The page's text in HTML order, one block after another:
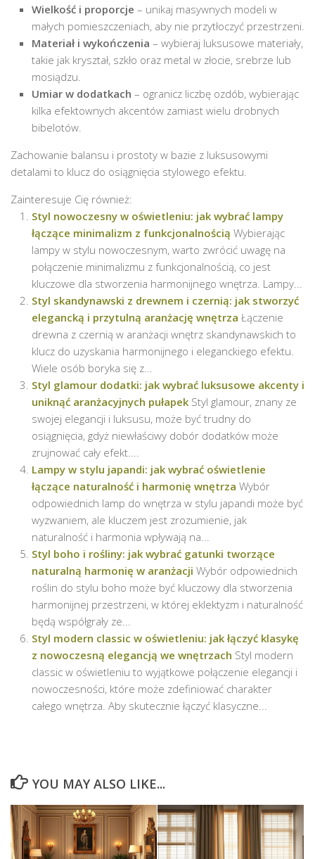
Wielkość i proporcje – unikaj masywnych modeli w
małych pomieszczeniach, aby nie przytłoczyć przestrzeni.
Materiał i wykończenia – wybieraj luksusowe materiały,
takie jak kryształ, szkło oraz metal w złocie, srebrze lub
mosiądzu.
Umiar w dodatkach – ogranicz liczbę ozdób, wybierając
kilka efektownych akcentów zamiast wielu drobnych
bibelotów.
Zachowanie balansu i prostoty w bazie z luksusowymi
detalami to klucz do osiągnięcia stylowego efektu.
Zainteresuje Cię również:
Styl nowoczesny w oświetleniu: jak wybrać lampy
łączące minimalizm z funkcjonalnością Wybierając
lampy w stylu nowoczesnym, warto zwrócić uwagę na
połączenie minimalizmu z funkcjonalnością, co jest
kluczowe dla stworzenia harmonijnego wnętrza. Lampy...
Styl skandynawski z drewnem i czernią: jak stworzyć
elegancką i przytulną aranżację wnętrza Łączenie
drewna z czernią w aranżacji wnętrz skandynawskich to
klucz do uzyskania harmonijnego i eleganckiego efektu.
Wiele osób boryka się z...
Styl glamour dodatki: jak wybrać luksusowe akcenty i
uniknąć aranżacyjnych pułapek Styl glamour, znany ze
swojej elegancji i luksusu, może być trudny do
osiągnięcia, gdyż niewłaściwy dobór dodatków może
zrujnować cały efekt....
Lampy w stylu japandi: jak wybrać oświetlenie
łączące naturalność i harmonię wnętrza Wybór
odpowiednich lamp do wnętrza w stylu japandi może być
wyzwaniem, ale kluczem jest zrozumienie, jak
naturalność i harmonia wpływają na...
Styl boho i rośliny: jak wybrać gatunki tworzące
naturalną harmonię w aranżacji Wybór odpowiednich
roślin do stylu boho może być kluczowy dla stworzenia
harmonijnej przestrzeni, w której eklektyzm i naturalność
będą współgrały ze...
Styl modern classic w oświetleniu: jak łączyć klasykę
z nowoczesną elegancją we wnętrzach Styl modern
classic w oświetleniu to wyjątkowe połączenie elegancji i
nowoczesności, które może zdefiniować charakter
całego wnętrza. Aby skutecznie łączyć klasyczne...
YOU MAY ALSO LIKE...